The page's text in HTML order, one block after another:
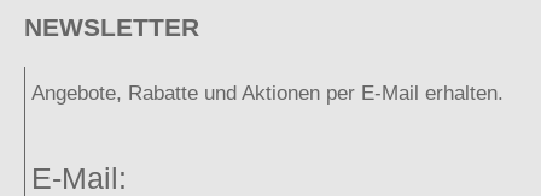
NEWSLETTER
Angebote, Rabatte und Aktionen per E-Mail erhalten.
E-Mail: